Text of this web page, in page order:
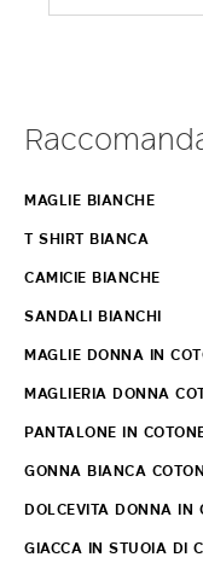
MAGLIE BIANCHE
T SHIRT BIANCA
CAMICIE BIANCHE
SANDALI BIANCHI
MAGLIE DONNA IN
MAGLIERIA DONNA
PANTALONE IN
GONNA BIANCA
DOLCEVITA DONNA IN
GIACCA IN STUOIA DI